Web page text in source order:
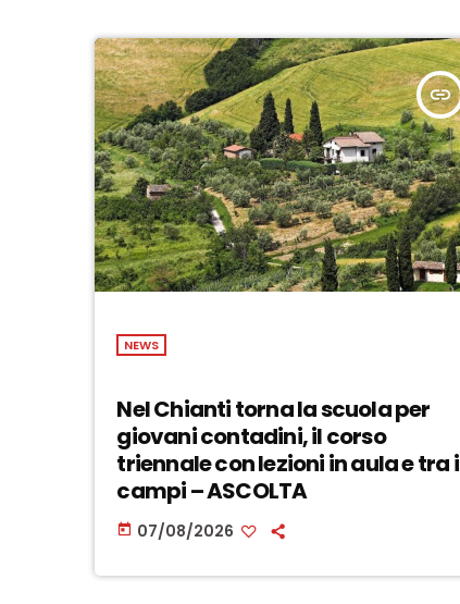
insert_link
NEWS
Nel Chianti torna la scuola per
giovani contadini, il corso
triennale con lezioni in aula e tra i
campi – ASCOLTA
today 07/08/2026